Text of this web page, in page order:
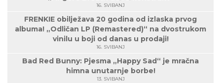
16. SVIBANJ
FRENKIE obilježava 20 godina od izlaska prvog
albuma! „Odličan LP (Remastered)“ na dvostrukom
vinilu u boji od danas u prodaji!
16. SVIBANJ
Bad Red Bunny: Pjesma „Happy Sad“ je mračna
himna unutarnje borbe!
13. SVIBANJ